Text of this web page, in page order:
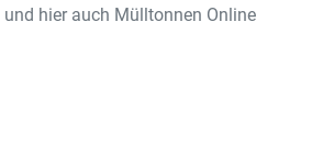
hier auch Mülltonnen Online